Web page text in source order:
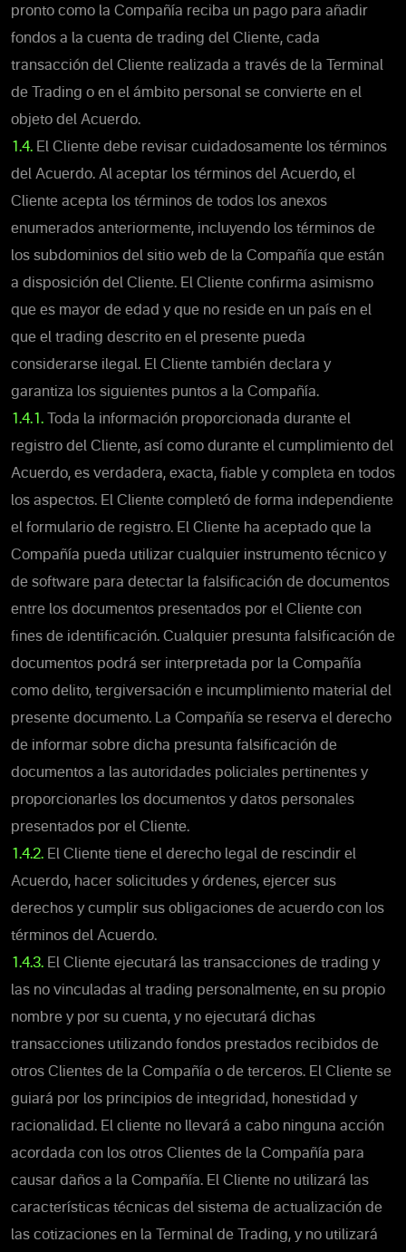
pronto como la Compañía reciba un pago para añadir
fondos a la cuenta de trading del Cliente, cada
transacción del Cliente realizada a través de la Terminal
de Trading o en el ámbito personal se convierte en el
objeto del Acuerdo.
1.4. El Cliente debe revisar cuidadosamente los términos
del Acuerdo. Al aceptar los términos del Acuerdo, el
Cliente acepta los términos de todos los anexos
enumerados anteriormente, incluyendo los términos de
los subdominios del sitio web de la Compañía que están
a disposición del Cliente. El Cliente confirma asimismo
que es mayor de edad y que no reside en un país en el
que el trading descrito en el presente pueda
considerarse ilegal. El Cliente también declara y
garantiza los siguientes puntos a la Compañía.
1.4.1. Toda la información proporcionada durante el
registro del Cliente, así como durante el cumplimiento del
Acuerdo, es verdadera, exacta, fiable y completa en todos
los aspectos. El Cliente completó de forma independiente
el formulario de registro. El Cliente ha aceptado que la
Compañía pueda utilizar cualquier instrumento técnico y
de software para detectar la falsificación de documentos
entre los documentos presentados por el Cliente con
fines de identificación. Cualquier presunta falsificación de
documentos podrá ser interpretada por la Compañía
como delito, tergiversación e incumplimiento material del
presente documento. La Compañía se reserva el derecho
de informar sobre dicha presunta falsificación de
documentos a las autoridades policiales pertinentes y
proporcionarles los documentos y datos personales
presentados por el Cliente.
1.4.2. El Cliente tiene el derecho legal de rescindir el
Acuerdo, hacer solicitudes y órdenes, ejercer sus
derechos y cumplir sus obligaciones de acuerdo con los
términos del Acuerdo.
1.4.3. El Cliente ejecutará las transacciones de trading y
las no vinculadas al trading personalmente, en su propio
nombre y por su cuenta, y no ejecutará dichas
transacciones utilizando fondos prestados recibidos de
otros Clientes de la Compañía o de terceros. El Cliente se
guiará por los principios de integridad, honestidad y
racionalidad. El cliente no llevará a cabo ninguna acción
acordada con los otros Clientes de la Compañía para
causar daños a la Compañía. El Cliente no utilizará las
características técnicas del sistema de actualización de
las cotizaciones en la Terminal de Trading, y no utilizará